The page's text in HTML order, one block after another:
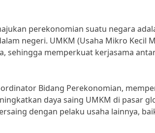
perekonomian suatu negara
negeri. UMKM (Usaha Mikro Kecil
sehingga memperkuat kerjasama
Bidang Perekonomian,
daya saing UMKM di pasar
dengan pelaku usaha lainnya,